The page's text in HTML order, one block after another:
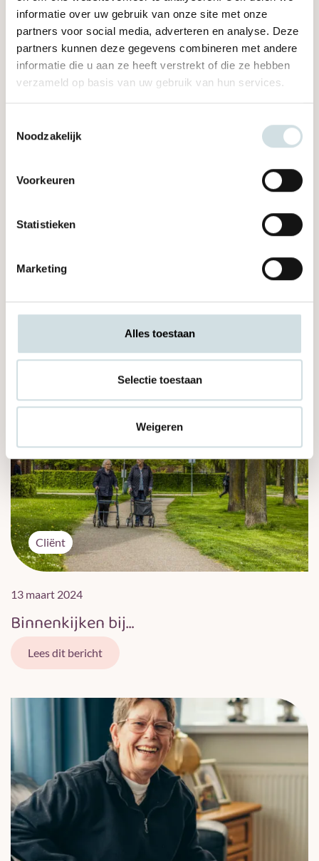
informatie over uw gebruik van onze site met onze
partners voor social media, adverteren en analyse. Deze
partners kunnen deze gegevens combineren met andere
informatie die u aan ze heeft verstrekt of die ze hebben
verzameld op basis van uw gebruik van hun services.
Noodzakelijk
Voorkeuren
Statistieken
Marketing
Alles toestaan
Selectie toestaan
Weigeren
Zelfstandigheid behouden door rollator
Cliënt
13 maart 2024
Binnenkijken bij…
Lees dit bericht